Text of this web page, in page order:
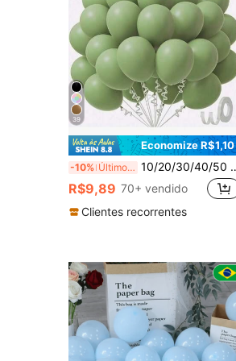
39
Economize R$1,10
-10% Últimos 3 dias 10/20/30/40/50 Peças Balões Cinza e Verde de Diferentes Tamanhos, Tamanhos 18/12/10/5 Polegadas, Conjunto de Arco de Guirlanda de Balões de Látex Verde Abacate, Adequado para Festa de Aniversário, Cerimônia de Formatura, Chá de Panela, Casamento, Decoração de Balões com Tema de Caça na Selva
R$9,89 70+ vendido
Clientes recorrentes